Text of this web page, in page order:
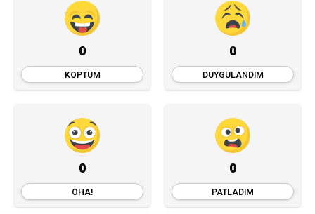
0
KOPTUM
0
DUYGULANDIM
0
OHA!
0
PATLADIM